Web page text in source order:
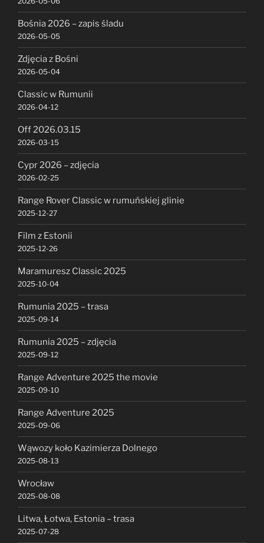
Bośnia 2026 – zapis śladu
2026-05-05
Zdjęcia z Bośni
2026-05-04
Classic w Rumunii
2026-04-12
Off 2026.03.15
2026-03-15
Cypr 2026 – zdjęcia
2026-02-25
Range Rover Classic w rumuńskiej glinie
2025-12-27
Film z Estonii
2025-12-26
Maramuresz Classic 2025
2025-10-04
Rumunia 2025 – trasa
2025-09-14
Rumunia 2025 – zdjęcia
2025-09-12
Range Adventure 2025 the movie
2025-09-10
Range Adventure 2025
2025-09-06
Wąwozy koło Kazimierza Dolnego
2025-08-13
Wrocław
2025-08-08
Litwa, Łotwa, Estonia – trasa
2025-07-28